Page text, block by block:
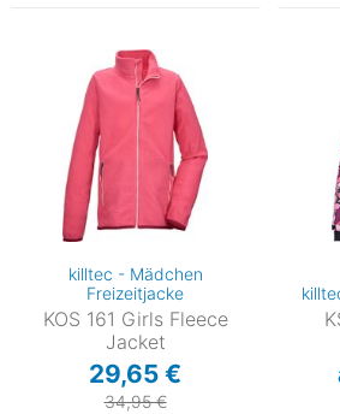
killtec - Mädchen
Freizeitjacke
KOS 161 Girls Fleece
Jacket
29,65 €
34,95 €